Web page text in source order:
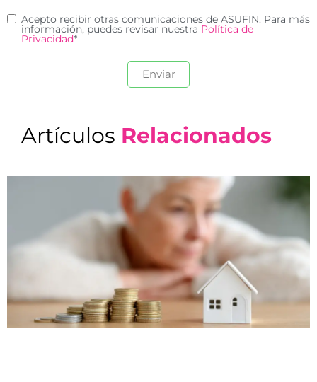
Acepto recibir otras comunicaciones de ASUFIN. Para más
información, puedes revisar nuestra Política de
Privacidad*
Artículos Relacionados